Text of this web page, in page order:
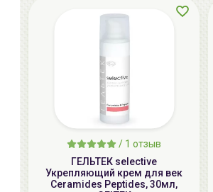
/ 1 отзыв
ГЕЛЬТЕК selective
Укрепляющий крем для век
Ceramides Peptides, 30мл,